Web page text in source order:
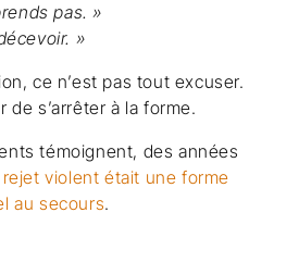
pas. »
»
ce n’est pas tout excuser.
de s’arrêter à la forme.
témoignent, des années
violent était une forme
au secours.